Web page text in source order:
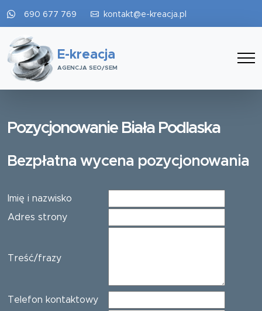
690 677 769 kontakt@e-kreacja.pl
E-kreacja
AGENCJA SEO/SEM
Pozycjonowanie Biała Podlaska
Bezpłatna wycena pozycjonowania
Imię i nazwisko
Adres strony
Treść/frazy
Telefon kontaktowy